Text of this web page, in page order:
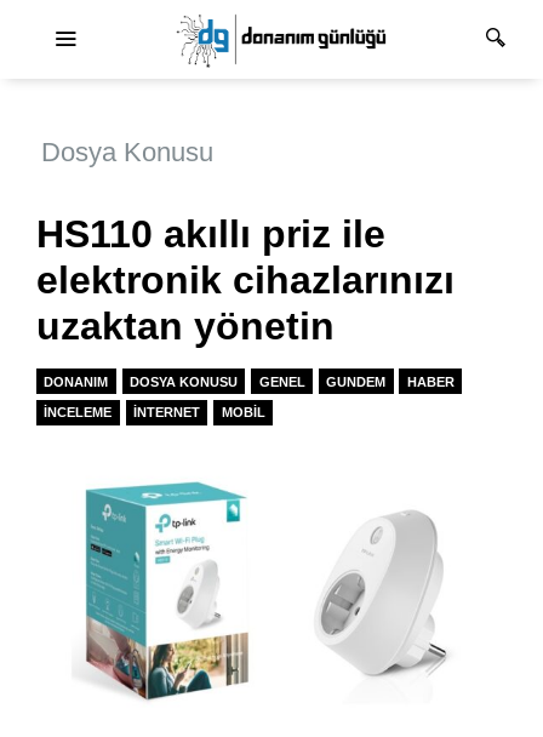
Dosya Konusu
HS110 akıllı priz ile
elektronik cihazlarınızı
uzaktan yönetin
DONANIM DOSYA KONUSU GENEL GUNDEM HABER
İNCELEME İNTERNET MOBIL